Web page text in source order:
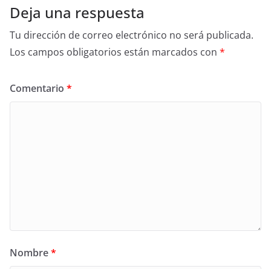
Deja una respuesta
Tu dirección de correo electrónico no será publicada.
Los campos obligatorios están marcados con *
Comentario *
Nombre*